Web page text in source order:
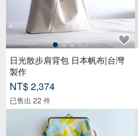
日光散步肩背包 日本帆布|台灣
製作
NT$ 2,374
已售出 22 件